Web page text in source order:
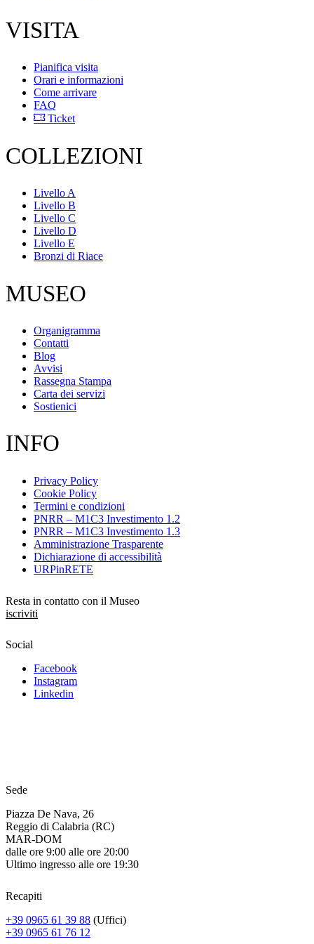
VISITA
Pianifica visita
Orari e informazioni
Come arrivare
FAQ
Ticket
COLLEZIONI
Livello A
Livello B
Livello C
Livello D
Livello E
Bronzi di Riace
MUSEO
Organigramma
Contatti
Blog
Avvisi
Rassegna Stampa
Carta dei servizi
Sostienici
INFO
Privacy Policy
Cookie Policy
Termini e condizioni
PNRR – M1C3 Investimento 1.2
PNRR – M1C3 Investimento 1.3
Amministrazione Trasparente
Dichiarazione di accessibilità
URPinRETE
Resta in contatto con il Museo
iscriviti
Social
Facebook
Instagram
Linkedin
Sede
Piazza De Nava, 26
Reggio di Calabria (RC)
MAR-DOM
dalle ore 9:00 alle ore 20:00
Ultimo ingresso alle ore 19:30
Recapiti
+39 0965 61 39 88 (Uffici)
+39 0965 61 76 12